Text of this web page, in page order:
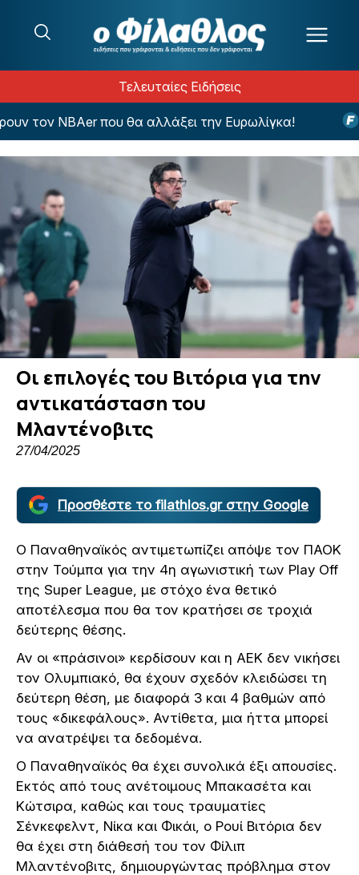
Τελευταίες Ειδήσεις
τον NBAer που θα αλλάξει την Ευρωλίγκα! Η
Οι επιλογές του Βιτόρια για την
αντικατάσταση του
Μλαντένοβιτς
27/04/2025
Προσθέστε το filathlos.gr στην Google
Ο Παναθηναϊκός αντιμετωπίζει απόψε τον ΠΑΟΚ
στην Τούμπα για την 4η αγωνιστική των Play Off
της Super League, με στόχο ένα θετικό
αποτέλεσμα που θα τον κρατήσει σε τροχιά
δεύτερης θέσης.
Αν οι «πράσινοι» κερδίσουν και η ΑΕΚ δεν νικήσει
τον Ολυμπιακό, θα έχουν σχεδόν κλειδώσει τη
δεύτερη θέση, με διαφορά 3 και 4 βαθμών από
τους «δικεφάλους». Αντίθετα, μια ήττα μπορεί
να ανατρέψει τα δεδομένα.
Ο Παναθηναϊκός θα έχει συνολικά έξι απουσίες.
Εκτός από τους ανέτοιμους Μπακασέτα και
Κώτσιρα, καθώς και τους τραυματίες
Σένκεφελντ, Νίκα και Φικάι, ο Ρουί Βιτόρια δεν
θα έχει στη διάθεσή του τον Φίλιπ
Μλαντένοβιτς, δημιουργώντας πρόβλημα στον